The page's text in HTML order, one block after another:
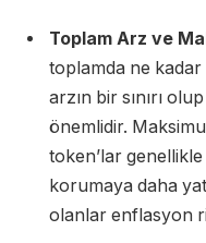
Toplam Arz ve
toplamda ne
arzın bir sınırı
önemlidir.
token’lar
korumaya daha
olanlar enflasyon